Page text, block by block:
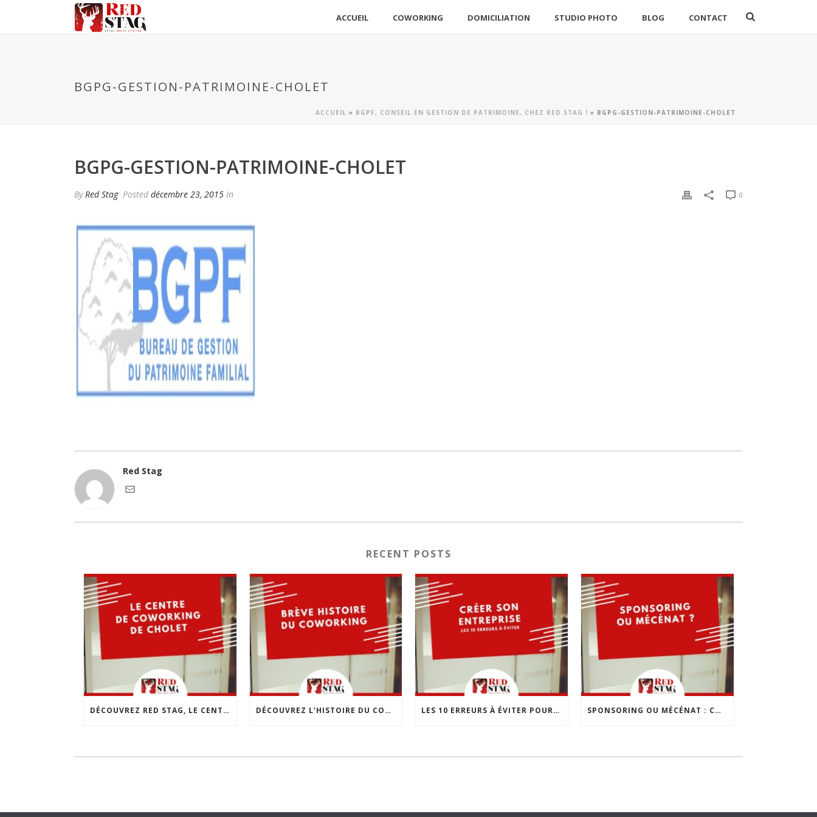
ACCUEIL COWORKING DOMICILIATION STUDIO PHOTO BLOG CONTACT
BGPG-GESTION-PATRIMOINE-CHOLET
ACCUEIL » BGPF, CONSEIL EN GESTION DE PATRIMOINE, CHEZ RED STAG ! » BGPG-GESTION-PATRIMOINE-CHOLET
BGPG-GESTION-PATRIMOINE-CHOLET
ByRed Stag Posted décembre 23, 2015 In 0
Red Stag
RECENT POSTS
DÉCOUVREZ RED STAG, LE CENTRE DE COWORKING DE CHOLET DÉCOUVREZ L’HISTOIRE DU COWORKING : UNE RÉVOLUTION DANS LE MONDE DU TRAVAIL LES 10 ERREURS À ÉVITER POUR CRÉER SON ENTREPRISE SPONSORING OU MÉCÉNAT : COMMENT CHOISIR ?